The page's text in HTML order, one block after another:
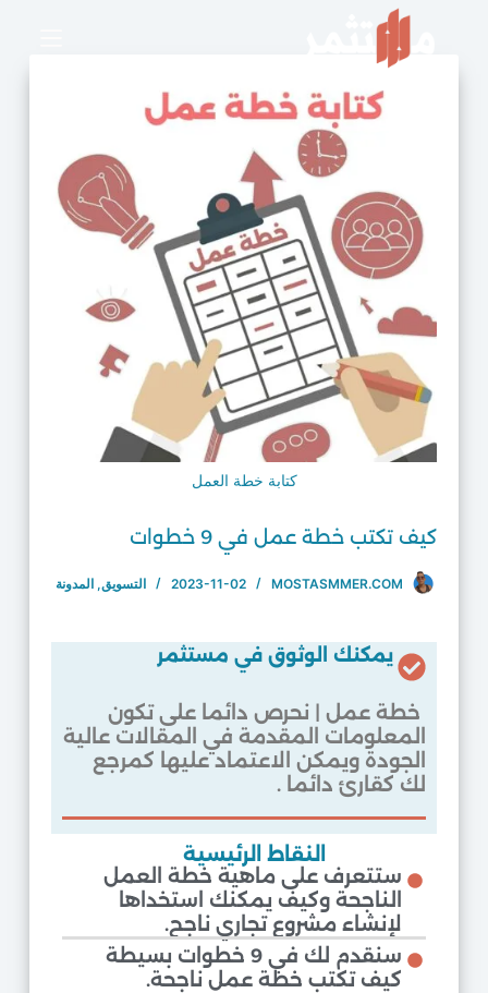
كتابة خطة العمل
كيف تكتب خطة عمل في 9 خطوات
MOSTASMMER.COM
2023-11-02 التسويق, المدونة
يمكنك الوثوق في مستثمر
خطة عمل | نحرص دائما على تكون
المعلومات المقدمة في المقالات عالية
الجودة ويمكن الاعتماد عليها كمرجع
لك كقارئ دائما .
النقاط الرئيسية
ستتعرف على ماهية خطة العمل
الناجحة وكيف يمكنك استخداها
لإنشاء مشروع تجاري ناجح.
سنقدم لك في 9 خطوات بسيطة
كيف تكتب خطة عمل ناجحة.